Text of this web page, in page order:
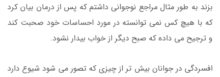
بزند به طور مثال مراجع نوجوانی داشتم که پس از درمان بیان کرد
که با هیچ کس نمی توانسته در مورد احساسات خود صحبت کند
و ترجیح می داده که صبح دیگر از خواب بیدار نشود.
افسردگی در جوانان بیش تر از چیزی که تصور می شود شیوع دارد